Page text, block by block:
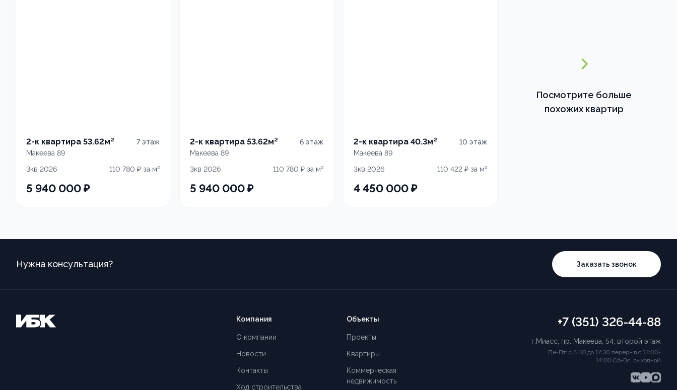
2-к квартира 53.62м² 7этаж
Макеева 89
3кв 2026
110 780 ₽ за м²
5 940 000₽
2-к квартира 53.62м² 6 этаж
Макеева 89
3кв 2026
110 780 ₽ за м²
5 940 000₽
2-к квартира 40.3м² 10 этаж
Макеева 89
3кв 2026
110 422 ₽ за м²
4 450 000₽
Посмотрите больше
похожих квартир
Нужна консультация? Заказать звонок
Компания
О компании
Новости
Контакты
Ход строительства
Объекты
Проекты
Квартиры
Коммерческая
недвижимость
+7 (351) 326-44-88
г.Миасс, пр. Макеева, 54, второй этаж
Пн-Пт: с 8.30 до 17:30 перерыв с 13:00-
14:00 Сб-Вс: выходной